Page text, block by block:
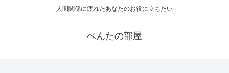
人間関係に疲れたあなたのお役に立ちたい
ぺんたの部屋